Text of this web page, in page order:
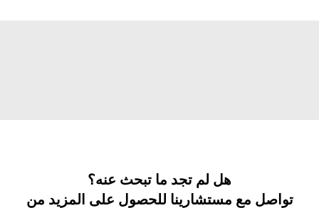
هل لم تجد ما تبحث عنه؟
تواصل مع مستشارينا للحصول على المزيد من